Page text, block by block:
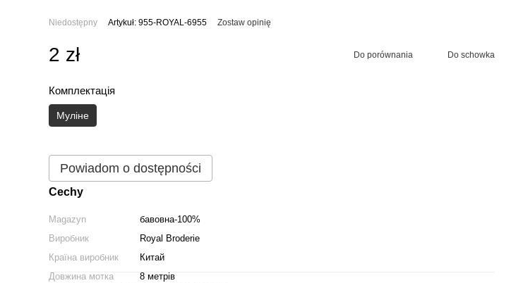
Niedostępny Artykuł: 955-ROYAL-6955 Zostaw opinię
2 zł Do porównania Do schowka
Комплектація
Муліне
Powiadom o dostępności
Cechy
Magazyn
бавовна-100%
Виробник
Royal Broderie
Країна виробник
Китай
Довжина мотка
8 метрів